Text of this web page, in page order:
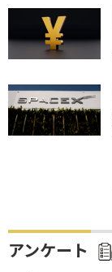
アンケート